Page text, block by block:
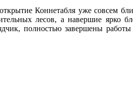
Коннетабля уже совсем
лесов, а навершие ярко
полностью завершены